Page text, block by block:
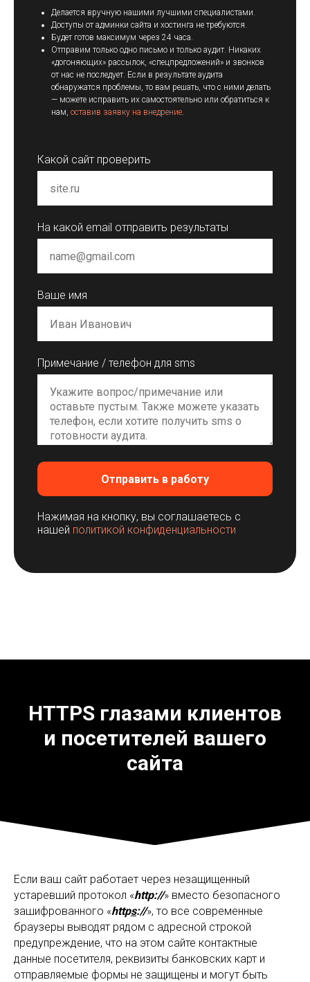
Делается вручную нашими лучшими специалистами.
Доступы от админки сайта и хостинга не требуются.
Будет готов максимум через 24 часа.
Отправим только одно письмо и только аудит. Никаких
«догоняющих» рассылок, «спецпредложений» и звонков
от нас не последует. Если в результате аудита
обнаружатся проблемы, то вам решать, что с ними делать
— можете исправить их самостоятельно или обратиться к
нам, оставив заявку на внедрение.
Какой сайт проверить
На какой email отправить результаты
Ваше имя
Примечание / телефон для sms
Отправить в работу
Нажимая на кнопку, вы соглашаетесь c
нашей политикой конфиденциальности
HTTPS глазами клиентов
и посетителей вашего
сайта
Если ваш сайт работает через незащищенный
устаревший протокол «http://» вместо безопасного
зашифрованного «https://», то все современные
браузеры выводят рядом с адресной строкой
предупреждение, что на этом сайте контактные
данные посетителя, реквизиты банковских карт и
отправляемые формы не защищены и могут быть